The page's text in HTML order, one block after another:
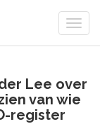
Lee over
van wie
register